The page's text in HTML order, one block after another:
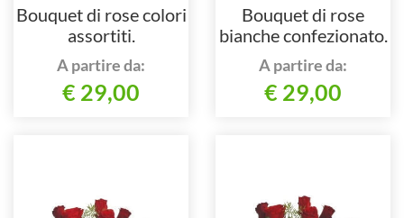
Bouquet di rose colori
assortiti.
A partire da:
€ 29,00
Bouquet di rose
bianche confezionato.
A partire da:
€ 29,00